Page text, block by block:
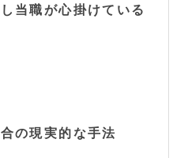
当職が心掛けている
の現実的な手法